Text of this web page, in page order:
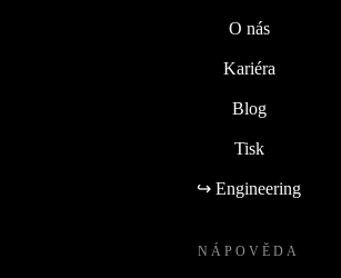
O nás
Kariéra
Blog
Tisk
↪ Engineering
NÁPOVĚDA